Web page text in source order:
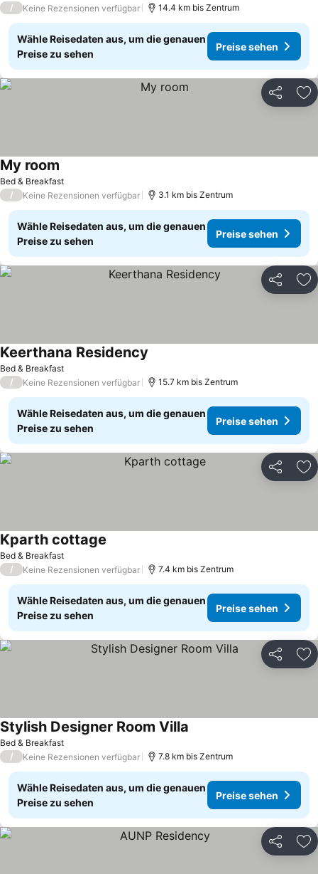
/ Keine Rezensionen verfügbar 14.4 km bis Zentrum
Wähle Reisedaten aus, um die genauen
Preise zu sehen
Preise sehen
Teilen
Bed & Breakfast
My room
/ Keine Rezensionen verfügbar 3.1 km bis Zentrum
Wähle Reisedaten aus, um die genauen
Preise zu sehen
Preise sehen
Teilen
Bed & Breakfast
Keerthana Residency
/ Keine Rezensionen verfügbar 15.7 km bis Zentrum
Wähle Reisedaten aus, um die genauen
Preise zu sehen
Preise sehen
Teilen
Bed & Breakfast
Kparth cottage
/ Keine Rezensionen verfügbar 7.4 km bis Zentrum
Wähle Reisedaten aus, um die genauen
Preise zu sehen
Preise sehen
Teilen
Bed & Breakfast
Stylish Designer Room Villa
/ Keine Rezensionen verfügbar 7.8 km bis Zentrum
Wähle Reisedaten aus, um die genauen
Preise zu sehen
Preise sehen
Teilen